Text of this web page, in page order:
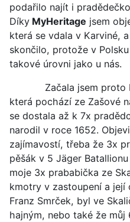
podařilo najít i
Díky MyHeritage jsem
která se vdala v Karviné,
skončilo, protože v
takové úrovni jako u nás.
Začala jsem proto
která pochází ze Zašové
se dostala až k 7x
narodil v roce 1652.
zajímavostí, třeba že 3x
pěšák v 5 Jäger
moje 3x prababička ze
kmotry v zastoupení a
Franz Smrček, byl ve
hajným, nebo také že